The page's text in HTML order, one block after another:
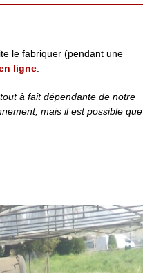
le fabriquer (pendant une
ligne.
à fait dépendante de notre
mais il est possible que